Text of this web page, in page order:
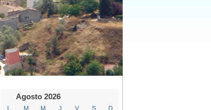
Agosto 2026
M M J V S
D